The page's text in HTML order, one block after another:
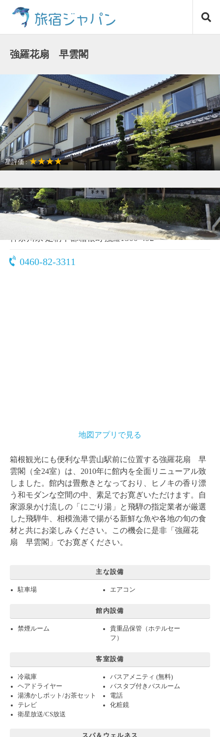
ス
旅宿ジャパン
強羅花扇 早雲閣
星評価 :★★★★
温泉リゾート 観光名所が近い
神奈川県 足柄下郡箱根町強羅1300-492
0460-82-3311
地図アプリで見る
箱根観光にも便利な早雲山駅前に位置する強羅花扇 早
雲閣（全24室）は、2010年に館内を全面リニューアル致
しました。館内は畳敷きとなっており、ヒノキの香り漂
う和モダンな空間の中、素足でお寛ぎいただけます。自
家源泉かけ流しの「にごり湯」と飛騨の指定業者が厳選
した飛騨牛、相模漁港で揚がる新鮮な魚や各地の旬の食
材と共にお楽しみください。この機会に是非「強羅花
扇 早雲閣」でお寛ぎください。
主な設備
駐車場 エアコン
館内設備
禁煙ルーム
貴重品保管（ホテルセー
フ）
客室設備
冷蔵庫
バスアメニティ (無料)
ヘアドライヤー
バスタブ付きバスルーム
湯沸かしポット/お茶セット
電話
テレビ
化粧鏡
衛星放送/CS放送
スパ＆ウェルネス